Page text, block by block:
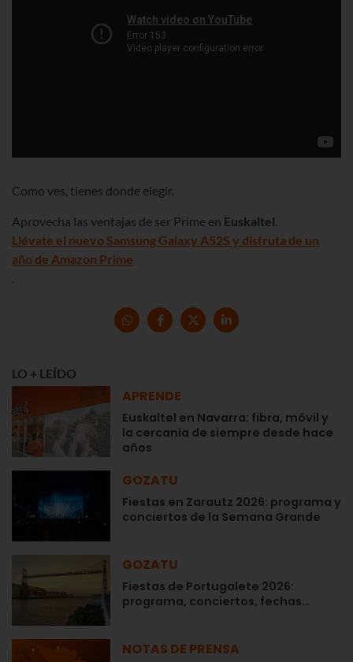
Como ves, tienes donde elegir.
Aprovecha las ventajas de ser Prime en Euskaltel.
Llévate el nuevo Samsung Galaxy A52S y disfruta de un
año de Amazon Prime
.
LO + LEÍDO
APRENDE
Euskaltel en Navarra: fibra, móvil y
la cercanía de siempre desde hace
años
GOZATU
Fiestas en Zarautz 2026: programa y
conciertos de la Semana Grande
GOZATU
Fiestas de Portugalete 2026:
programa, conciertos, fechas…
NOTAS DE PRENSA